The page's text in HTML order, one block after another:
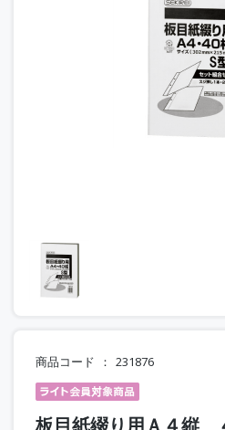
商品コード 231876
板目紙綴り用Ａ４縦